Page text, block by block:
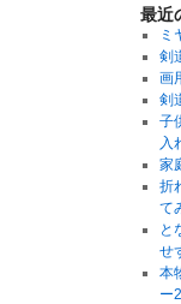
最近
ミ
剣
画
剣
子
入
家
折
て
と
せ
本
ー